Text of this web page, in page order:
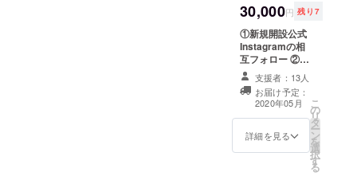
備考欄に必ず
Instagramアカ
ウント名を明記
ください 必要の
ない場合は「必
要無し」と明記
ください ※企画
撮影同伴/記念撮
影 ・日時 ：
だい、個別ご連
絡いたします。
30,000円 残り7
①新規開設公式
Instagramの相
互フォロー ②企
画への出演券＆
記念撮影 ③公式
インスタグラム
への写真投稿
└記念写真の投
稿 or あなたの商
支援者：13人
お届け予定：
2020年05月
詳細を見る
こ
の
リ
タ
ー
ン
を
選
択
す
る